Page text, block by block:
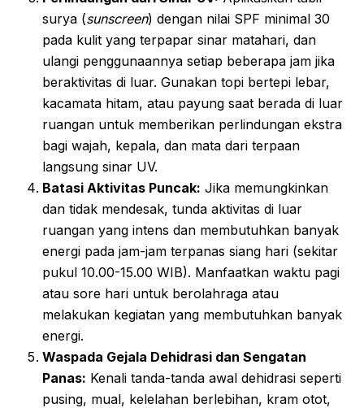
surya (sunscreen) dengan nilai SPF minimal 30
pada kulit yang terpapar sinar matahari, dan
ulangi penggunaannya setiap beberapa jam jika
beraktivitas di luar. Gunakan topi bertepi lebar,
kacamata hitam, atau payung saat berada di luar
ruangan untuk memberikan perlindungan ekstra
bagi wajah, kepala, dan mata dari terpaan
langsung sinar UV.
Batasi Aktivitas Puncak: Jika memungkinkan
dan tidak mendesak, tunda aktivitas di luar
ruangan yang intens dan membutuhkan banyak
energi pada jam-jam terpanas siang hari (sekitar
pukul 10.00-15.00 WIB). Manfaatkan waktu pagi
atau sore hari untuk berolahraga atau
melakukan kegiatan yang membutuhkan banyak
energi.
Waspada Gejala Dehidrasi dan Sengatan
Panas: Kenali tanda-tanda awal dehidrasi seperti
pusing, mual, kelelahan berlebihan, kram otot,